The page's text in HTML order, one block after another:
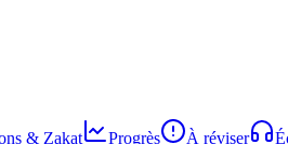
& Zakat Progrès À réviser